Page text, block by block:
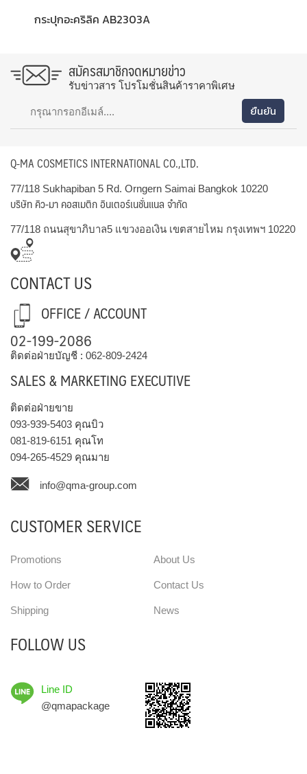
กระปุกอะคริลิค AB2303A
สมัครสมาชิกจดหมายข่าว
รับข่าวสาร โปรโมชั่นสินค้าราคาพิเศษ
Q-MA COSMETICS INTERNATIONAL CO.,LTD.
77/118 Sukhapiban 5 Rd. Orngern Saimai Bangkok 10220
บริษัท คิว-มา คอสเมติก อินเตอร์เนชั่นแนล จำกัด
77/118 ถนนสุขาภิบาล5 แขวงออเงิน เขตสายไหม กรุงเทพฯ 10220
CONTACT US
OFFICE / ACCOUNT
02-199-2086
ติดต่อฝ่ายบัญชี : 062-809-2424
SALES & MARKETING EXECUTIVE
ติดต่อฝ่ายขาย
093-939-5403 คุณบิว
081-819-6151 คุณโท
094-265-4529 คุณมาย
info@qma-group.com
CUSTOMER SERVICE
Promotions
How to Order
Shipping
About Us
Contact Us
News
FOLLOW US
Line ID
@qmapackage